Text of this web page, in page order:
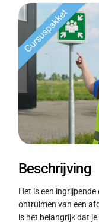
Beschrijving
Het is een
ontruimen van een
is het belangrijk dat